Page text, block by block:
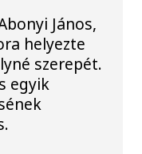
János,
helyezte
szerepét.
egyik